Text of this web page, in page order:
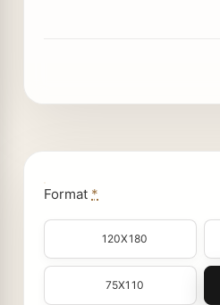
Format *
120X180
75X110